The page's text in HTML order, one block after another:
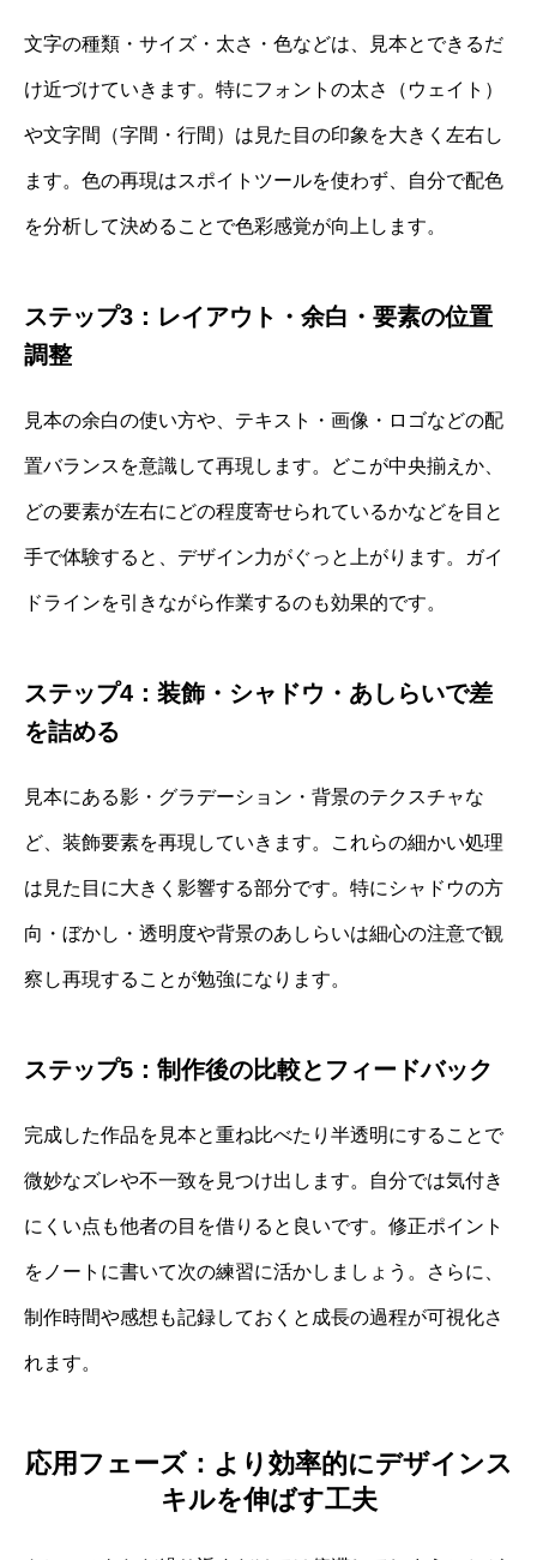
文字の種類・サイズ・太さ・色などは、見本とできるだ
け近づけていきます。特にフォントの太さ（ウェイト）
や文字間（字間・行間）は見た目の印象を大きく左右し
ます。色の再現はスポイトツールを使わず、自分で配色
を分析して決めることで色彩感覚が向上します。
ステップ3：レイアウト・余白・要素の位置
調整
見本の余白の使い方や、テキスト・画像・ロゴなどの配
置バランスを意識して再現します。どこが中央揃えか、
どの要素が左右にどの程度寄せられているかなどを目と
手で体験すると、デザイン力がぐっと上がります。ガイ
ドラインを引きながら作業するのも効果的です。
ステップ4：装飾・シャドウ・あしらいで差
を詰める
見本にある影・グラデーション・背景のテクスチャな
ど、装飾要素を再現していきます。これらの細かい処理
は見た目に大きく影響する部分です。特にシャドウの方
向・ぼかし・透明度や背景のあしらいは細心の注意で観
察し再現することが勉強になります。
ステップ5：制作後の比較とフィードバック
完成した作品を見本と重ね比べたり半透明にすることで
微妙なズレや不一致を見つけ出します。自分では気付き
にくい点も他者の目を借りると良いです。修正ポイント
をノートに書いて次の練習に活かしましょう。さらに、
制作時間や感想も記録しておくと成長の過程が可視化さ
れます。
応用フェーズ：より効率的にデザインス
キルを伸ばす工夫